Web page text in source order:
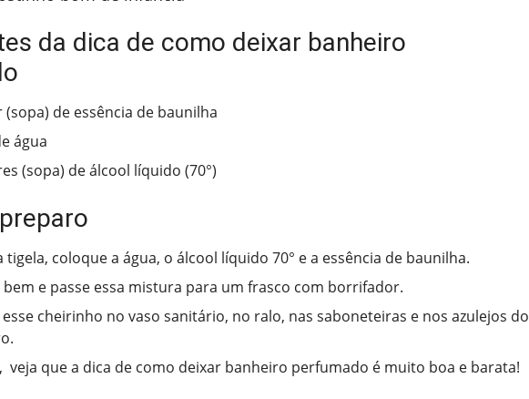
da dica de como deixar banheiro
(sopa) de essência de baunilha
água
(sopa) de álcool líquido (70°)
tigela, coloque a água, o álcool líquido 70° e a essência de baunilha.
e passe essa mistura para um frasco com borrifador.
cheirinho no vaso sanitário, no ralo, nas saboneteiras e nos azulejos do
veja que a dica de como deixar banheiro perfumado é muito boa e barata!